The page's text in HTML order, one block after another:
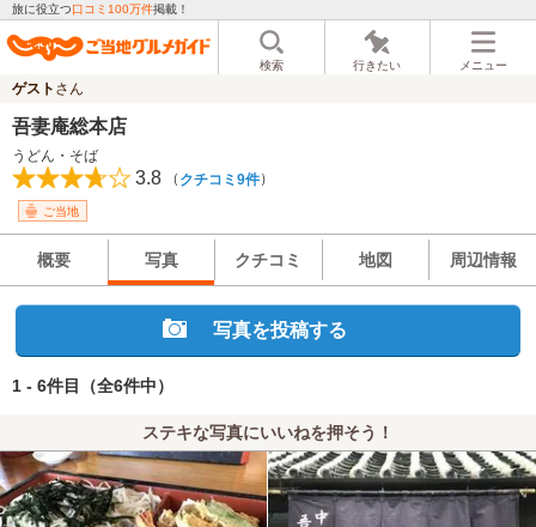
旅に役立つ口コミ100万件掲載！
検索 行きたい メニュー
ゲスト さん
吾妻庵総本店
うどん・そば
3.8 （ クチコミ9件）
ご当地
概要 写真 クチコミ 地図 周辺情報
写真を投稿する
1 - 6件目 （全6件中）
ステキな写真にいいねを押そう！